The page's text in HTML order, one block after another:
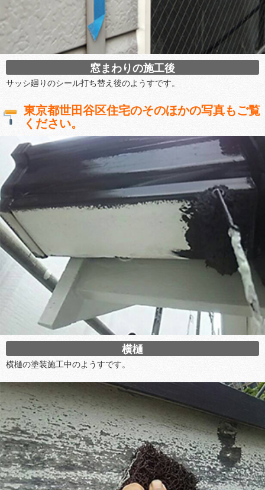
窓まわりの施工後
サッシ廻りのシール打ち替え後のようすです。
東京都世田谷区住宅のそのほかの写真もご覧
ください。
横樋
横樋の塗装施工中のようすです。